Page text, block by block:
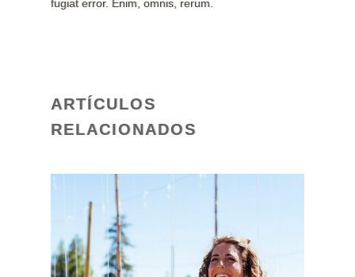
fugiat error. Enim, omnis, rerum.
ARTÍCULOS
RELACIONADOS